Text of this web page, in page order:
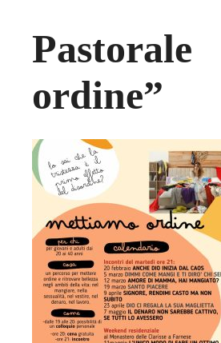
ordine”